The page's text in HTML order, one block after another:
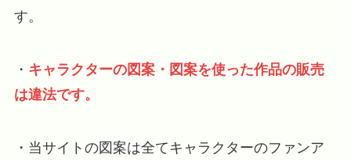
す。
・ キャラクターの図案・図案を使った作品の販売
は違法です。
・当サイトの図案は全てキャラクターのファンア